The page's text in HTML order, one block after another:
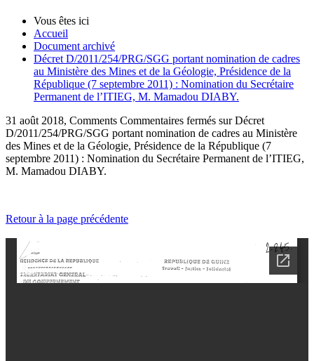
Vous êtes ici
Accueil
Document archivé
Décret D/2011/254/PRG/SGG portant nomination de cadres
au Ministère des Mines et de la Géologie, Présidence de la
République (7 septembre 2011) : Nomination du Secrétaire
Permanent de l’ITIEG, M. Mamadou DIABY.
31 août 2018, Comments Commentaires fermés sur Décret
D/2011/254/PRG/SGG portant nomination de cadres au Ministère
des Mines et de la Géologie, Présidence de la République (7
septembre 2011) : Nomination du Secrétaire Permanent de l’ITIEG,
M. Mamadou DIABY.
Retour à la page précédente